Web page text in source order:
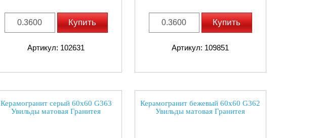
Купить
Артикул: 102631
Купить
Артикул: 109851
Керамогранит серый 60х60 G363
Увильды матовая Гранитея
Керамогранит бежевый 60х60 G362
Увильды матовая Гранитея